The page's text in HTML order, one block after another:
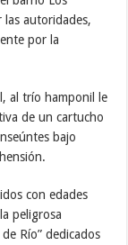
las autoridades,
por la
al trío hamponil le
de un cartucho
bajo
con edades
peligrosa
Río” dedicados